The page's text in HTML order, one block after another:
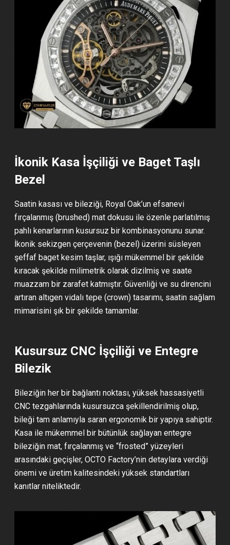
İkonik Kasa İşçiliği ve Baget Taşlı
Bezel
Saatin kasası ve bileziği, Royal Oak’un efsanevi
fırçalanmış (brushed) mat dokusu ile özenle parlatılmış
pahlı kenarlarının kusursuz bir kombinasyonunu sunar.
İkonik sekizgen çerçevenin (bezel) üzerini süsleyen
şeffaf baget kesim taşlar, ışığı mükemmel bir şekilde
kıracak şekilde milimetrik olarak dizilmiş ve saate
muazzam bir zarafet katmıştır. Güvenliği ve su direncini
artıran altıgen vidalı tepe (crown) tasarımı, saatin sağlam
mimarisini şık bir şekilde tamamlar.
Kusursuz CNC İşçiliği ve Entegre
Bilezik
Bileziğin her bir bağlantı noktası, yüksek hassasiyetli
CNC tezgahlarında kusursuzca şekillendirilmiş olup,
bileği tam anlamıyla saran ergonomik bir yapıya sahiptir.
Kasa ile mükemmel bir bütünlük sağlayan entegre
bileziğin mat, fırçalanmış ve “frosted” yüzeyleri
arasındaki geçişler, OCTO Factory’nin detaylara verdiği
önemi ve üretim kalitesindeki yüksek standartları
kanıtlar niteliktedir.